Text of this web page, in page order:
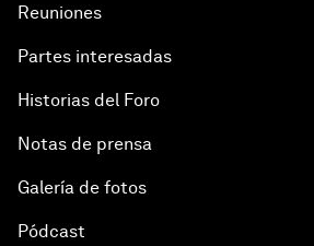
Reuniones
Partes interesadas
Historias del Foro
Notas de prensa
Galería de fotos
Pódcast